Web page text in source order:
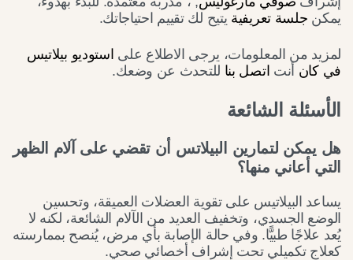
يمكن جلسة تعريفية يتيح لك تقييم احتياجاتك.
لمزيد من المعلومات، يرجى الاطلاع على استوديو بيلاتيس
في كان أنت اتصل بنا للتحدث عن وضعك.
الأسئلة الشائعة
هل يمكن لتمارين البيلاتس أن تقضي على آلام الظهر
التي أعاني منها؟
يساعد البيلاتيس على تقوية العضلات العميقة، وتحسين
الوضع الجسدي، وتخفيف العديد من الآلام الشائعة، لكنه لا
يُعد علاجًا طبيًّا. وفي حالة الإصابة بأي مرض، يُنصح بممارسته
كعلاج تكميلي تحت إشراف أخصائي صحي.